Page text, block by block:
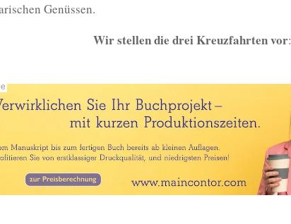
Genüssen.
Wir stellen die drei Kreuzfahrten vor: